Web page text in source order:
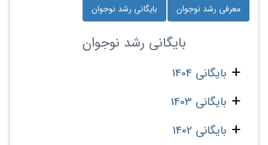
معرفی رشد نوجوان بایگانی رشد نوجوان
بایگانی رشد نوجوان
بایگانی 1404
بایگانی 1403
بایگانی 1402